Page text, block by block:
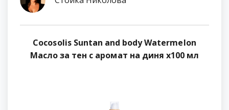
Cocosolis Suntan and body Watermelon
Масло за тен с аромат на диня х100 мл